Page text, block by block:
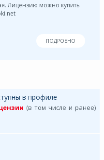
Лицензию можно купить
ПОДРОБНО
в профиле
(в том числе и ранее)